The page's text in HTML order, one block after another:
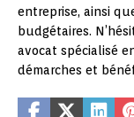
entreprise, ainsi
budgétaires.
avocat spécialisé
démarches et